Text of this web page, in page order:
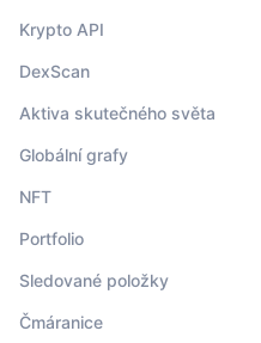
Krypto API
DexScan
Aktiva skutečného světa
Globální grafy
NFT
Portfolio
Sledované položky
Čmáranice